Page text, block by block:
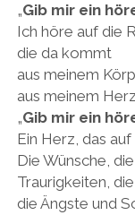
„Gib mir ein
Ich höre auf die
die da kommt
aus meinem
aus meinem
„Gib mir ein
Ein Herz, das
Die Wünsche,
Traurigkeiten,
die Ängste und